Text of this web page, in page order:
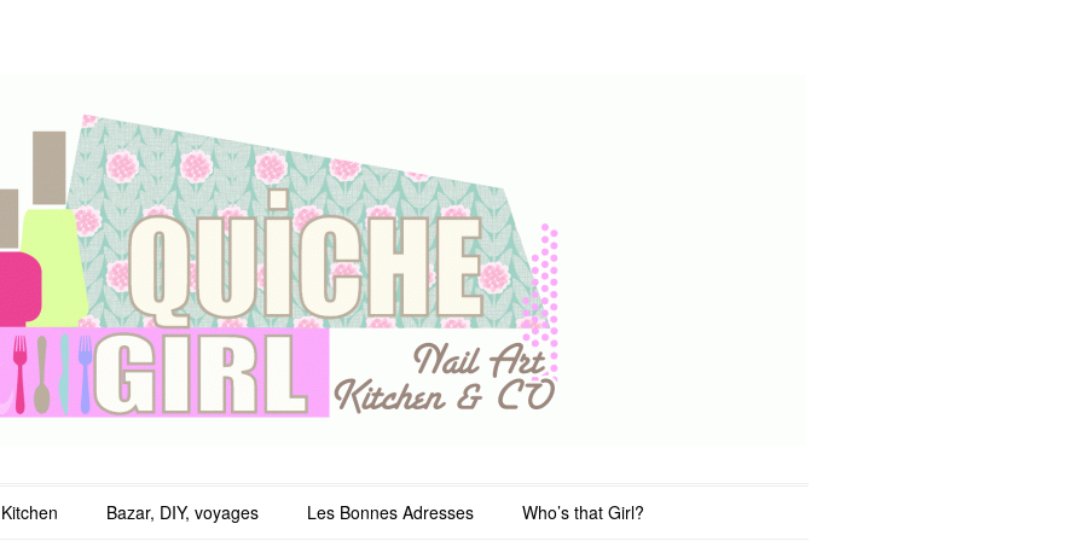
Kitchen Bazar, DIY, voyages Les Bonnes Adresses Who’s that Girl?